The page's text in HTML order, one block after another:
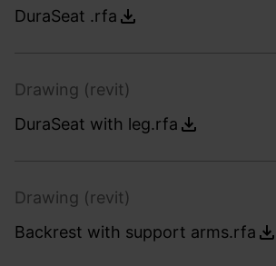
DuraSeat .rfa
Drawing (revit)
DuraSeat with leg.rfa
Drawing (revit)
Backrest with support arms.rfa